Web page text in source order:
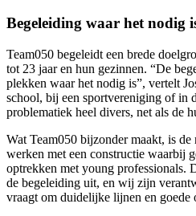
Begeleiding waar het nodig
Team050 begeleidt een brede
tot 23 jaar en hun gezinnen. “De
plekken waar het nodig is”, vertelt
school, bij een sportvereniging of in
problematiek heel divers, net als de
Wat Team050 bijzonder maakt, is
werken met een constructie waarbij
optrekken met young professionals.
de begeleiding uit, en wij zijn
vraagt om duidelijke lijnen en goede